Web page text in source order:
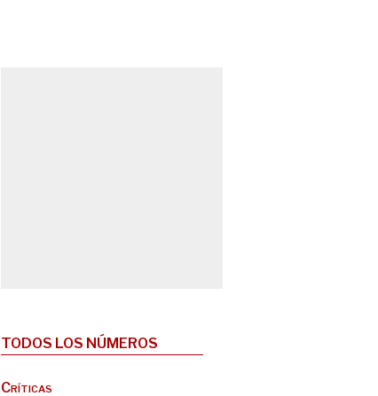
TODOS LOS NÚMEROS
Críticas